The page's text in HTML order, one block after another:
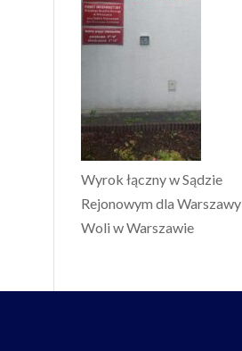
Wyrok łączny w Sądzie
Rejonowym dla Warszawy
Woli w Warszawie